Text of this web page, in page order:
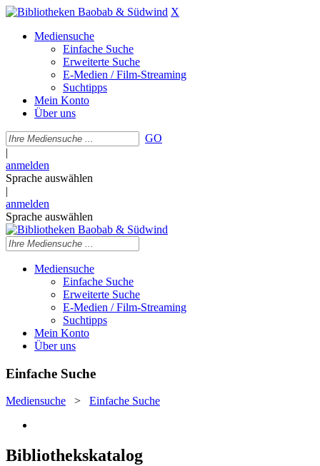
X
Mediensuche
Einfache Suche
Erweiterte Suche
E-Medien / Film-Streaming
Suchtipps
Mein Konto
Über uns
GO
|
anmelden
Sprache auswählen
|
anmelden
Sprache auswählen
Mediensuche
Einfache Suche
Erweiterte Suche
E-Medien / Film-Streaming
Suchtipps
Mein Konto
Über uns
Einfache Suche
Mediensuche > Einfache Suche
Bibliothekskatalog